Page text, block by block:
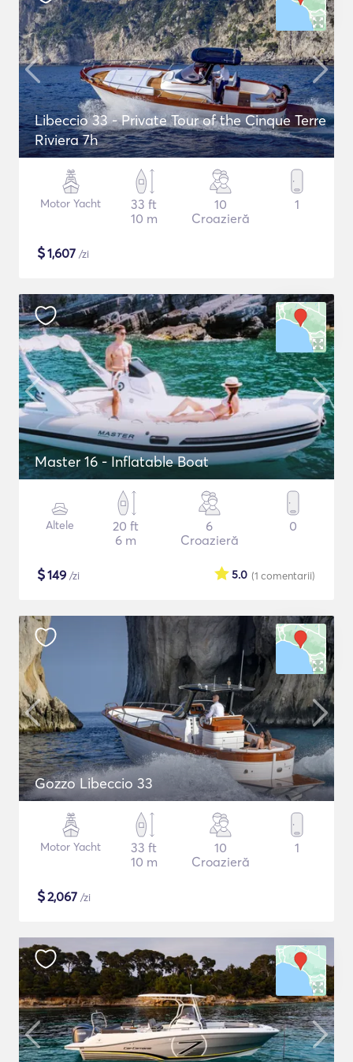
Libeccio 33 - Private Tour of the Cinque Terre
Riviera 7h
Motor Yacht
33 ft
10 m
10
Croazieră
1
$1,607 /zi
Master 16 - Inflatable Boat
Altele
20 ft
6 m
6
Croazieră
0
$149 /zi (1 comentarii)
5.0
Gozzo Libeccio 33
Motor Yacht
33 ft
10 m
10
Croazieră
1
$2,067 /zi